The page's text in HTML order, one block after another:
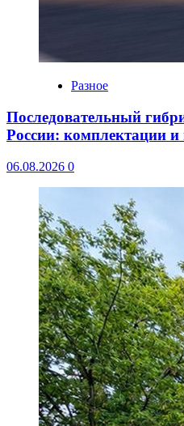
Разное
Последовательный
России: комплектации
06.08.2026 0